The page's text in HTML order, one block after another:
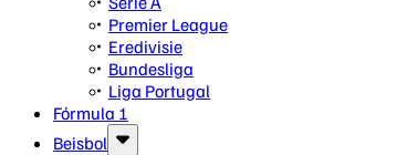
Premier League
Eredivisie
Bundesliga
Liga Portugal
Fórmula 1
Beisbol